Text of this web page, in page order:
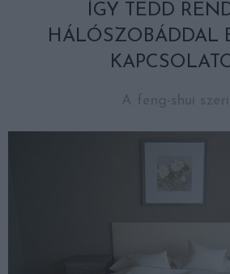
ÍGY TEDD
HÁLÓSZOBÁDDAL